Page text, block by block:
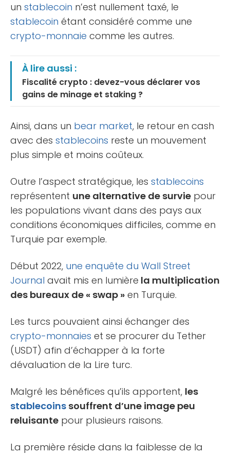
un stablecoin n’est nullement taxé, le
stablecoin étant considéré comme une
crypto-monnaie comme les autres.
À lire aussi :
Fiscalité crypto : devez-vous déclarer vos
gains de minage et staking ?
Ainsi, dans un bear market, le retour en cash
avec des stablecoins reste un mouvement
plus simple et moins coûteux.
Outre l’aspect stratégique, les stablecoins
représentent une alternative de survie pour
les populations vivant dans des pays aux
conditions économiques difficiles, comme en
Turquie par exemple.
Début 2022, une enquête du Wall Street
Journal avait mis en lumière la multiplication
des bureaux de « swap » en Turquie.
Les turcs pouvaient ainsi échanger des
crypto-monnaies et se procurer du Tether
(USDT) afin d’échapper à la forte
dévaluation de la Lire turc.
Malgré les bénéfices qu’ils apportent, les
stablecoins souffrent d’une image peu
reluisante pour plusieurs raisons.
La première réside dans la faiblesse de la